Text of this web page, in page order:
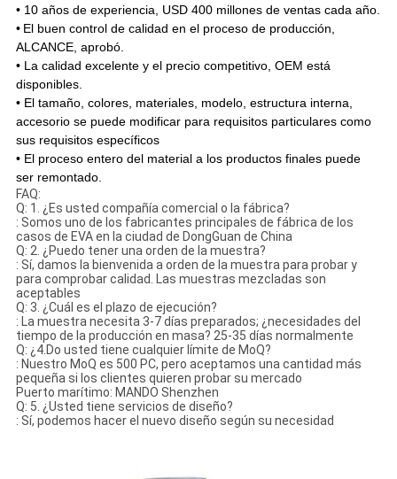
• 10 años de experiencia, USD 400 millones de ventas cada año.
• El buen control de calidad en el proceso de producción,
ALCANCE, aprobó.
• La calidad excelente y el precio competitivo, OEM está
disponibles.
• El tamaño, colores, materiales, modelo, estructura interna,
accesorio se puede modificar para requisitos particulares como
sus requisitos específicos
• El proceso entero del material a los productos finales puede
ser remontado.
FAQ:
Q: 1. ¿Es usted compañía comercial o la fábrica?
: Somos uno de los fabricantes principales de fábrica de los
casos de EVA en la ciudad de DongGuan de China
Q: 2. ¿Puedo tener una orden de la muestra?
: Sí, damos la bienvenida a orden de la muestra para probar y
para comprobar calidad. Las muestras mezcladas son
aceptables
Q: 3. ¿Cuál es el plazo de ejecución?
: La muestra necesita 3-7 días preparados; ¿necesidades del
tiempo de la producción en masa? 25-35 días normalmente
Q: ¿4.Do usted tiene cualquier límite de MoQ?
: Nuestro MoQ es 500 PC, pero aceptamos una cantidad más
pequeña si los clientes quieren probar su mercado
Puerto marítimo: MANDO Shenzhen
Q: 5. ¿Usted tiene servicios de diseño?
: Sí, podemos hacer el nuevo diseño según su necesidad